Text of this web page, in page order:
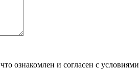
ознакомлен и согласен с условиями